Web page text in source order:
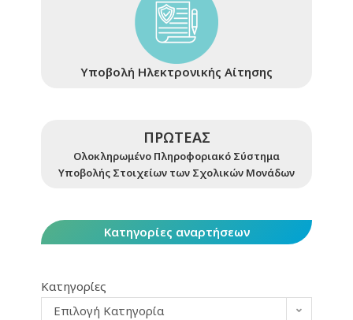
Υποβολή Ηλεκτρονικής Αίτησης
ΠΡΩΤΕΑΣ
Ολοκληρωμένο Πληροφοριακό Σύστημα
Υποβολής Στοιχείων των Σχολικών Μονάδων
Κατηγορίες αναρτήσεων
Κατηγορίες
Επιλογή Κατηγορία